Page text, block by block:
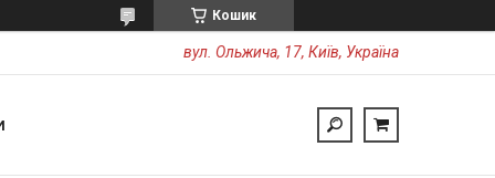
Кошик
вул. Ольжича, 17, Київ, Україна